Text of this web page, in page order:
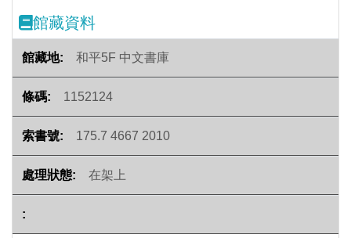
館藏資料
和平5F 中文書庫
1152124
175.7 4667 2010
在架上